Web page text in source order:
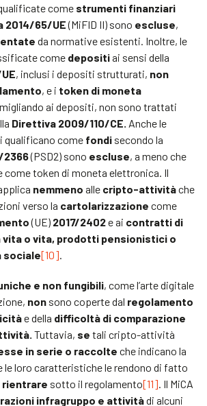
come strumenti finanziari
2014/65/UE(MiFID II) sono escluse,
da normative esistenti. Inoltre, le
come depositiai sensi della
, inclusi i depositi strutturati, non
, e i token di moneta
ai depositi, non sono trattati
Direttiva 2009/110/CE. Anche le
come fondi secondo la
2366(PSD2) sono escluse, a meno che
come token di moneta elettronica. Il
nemmeno alle cripto-attivitàche
verso la cartolarizzazione come
(UE) 2017/2402e ai contratti di
vita o vita, prodotti pensionistici o
sociale[10].
e non fungibili, come l’arte digitale
non sono coperte dal regolamento
e della difficoltà di comparazione
Tuttavia, se tali cripto-attività
in serie o raccolte che indicano la
le loro caratteristiche le rendono di fatto
rientrare sotto il regolamento[11]. Il MiCA
infragruppo e attivitàdi alcuni